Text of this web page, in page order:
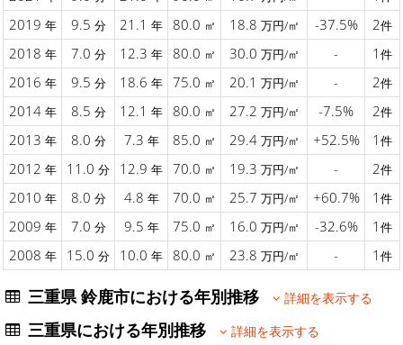
2019 年 9.5 分 21.1 年 80.0 ㎡ 18.8 万円/㎡ -37.5% 2件
2018 年 7.0 分 12.3 年 80.0 ㎡ 30.0 万円/㎡ - 1 件
2016 年 9.5 分 18.6 年 75.0 ㎡ 20.1 万円/㎡ - 2件
2014 年 8.5 分 12.1 年 80.0 ㎡ 27.2 万円/㎡ -7.5% 2件
2013 年 8.0 分 7.3 年 85.0 ㎡ 29.4 万円/㎡ +52.5% 1 件
2012 年 11.0 分 12.9 年 70.0 ㎡ 19.3 万円/㎡ - 2件
2010 年 8.0 分 4.8 年 70.0 ㎡ 25.7 万円/㎡ +60.7% 1 件
2009 年 7.0 分 9.5 年 75.0 ㎡ 16.0 万円/㎡ -32.6% 1 件
2008 年 15.0 分 10.0 年 80.0 ㎡ 23.8 万円/㎡ - 1 件
三重県 鈴鹿市における年別推移 詳細を表示する
三重県における年別推移 詳細を表示する